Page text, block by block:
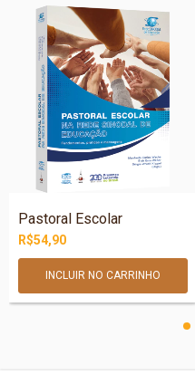
Pastoral Escolar
R$54,90